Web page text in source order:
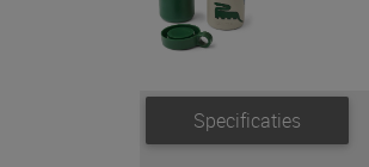
Specificaties